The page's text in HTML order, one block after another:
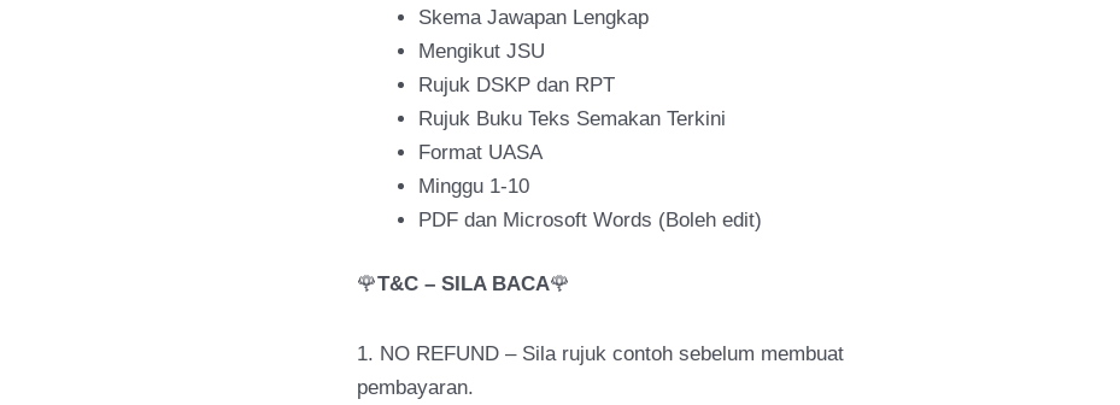
Skema Jawapan Lengkap
Mengikut JSU
Rujuk DSKP dan RPT
Rujuk Buku Teks Semakan Terkini
Format UASA
Minggu 1-10
PDF dan Microsoft Words (Boleh edit)
🌹T&C – SILA BACA🌹
1. NO REFUND – Sila rujuk contoh sebelum membuat
pembayaran.